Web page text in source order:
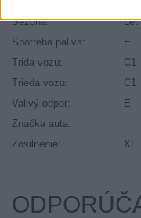
Sezóna:
Spotreba paliva:
E
Trida vozu:
C1
Trieda vozu:
C1
Valivý odpor:
E
Značka auta:
Zosilnenie:
XL